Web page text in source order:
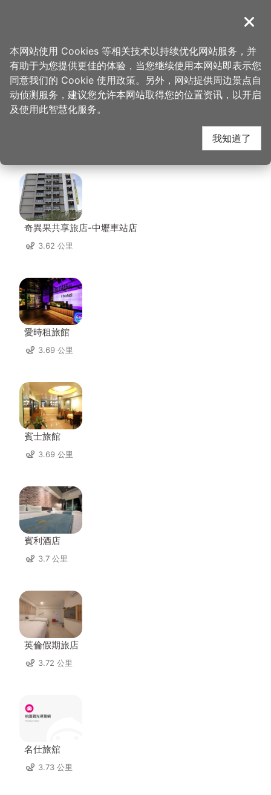
導覽
首页 > 想去的地方 > 美食、购物 > 来我家吃pizza手工窑烤专卖店
来我家吃pizza手工窑
烤专卖店 周边住宿
奇異果共享旅店-中壢車站店
3.62 公里
愛時租旅館
3.69 公里
賓士旅館
3.69 公里
賓利酒店
3.7 公里
英倫假期旅店
3.72 公里
名仕旅舘
3.73 公里
关闭
本网站使用 Cookies 等相关技术以持续优化网站服务，并
有助于为您提供更佳的体验，当您继续使用本网站即表示您
同意我们的 Cookie 使用政策。另外，网站提供周边景点自
动侦测服务，建议您允许本网站取得您的位置资讯，以开启
及使用此智慧化服务。
我知道了